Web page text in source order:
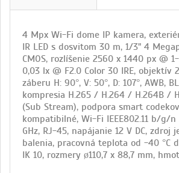
4 Mpx Wi-Fi dome IP kamera,
IR LED s dosvitom 30 m, 1/3" 4
CMOS, rozlíšenie 2560 x 1440 px @
0,03 lx @ F2.0 Color 30 IRE, objektív
záberu H: 90°, V: 50°, D: 107°, AWB,
kompresia H.265 / H.264 / H.264B /
(Sub Stream), podpora smart
kompatibilné, Wi-Fi IEEE802.11 b/g/
GHz, RJ-45, napájanie 12 V DC, zdroj
balenia, pracovná teplota od -40 °C
IK 10, rozmery ø110,7 x 88,7 mm,